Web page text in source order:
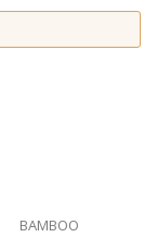
BAMBOO